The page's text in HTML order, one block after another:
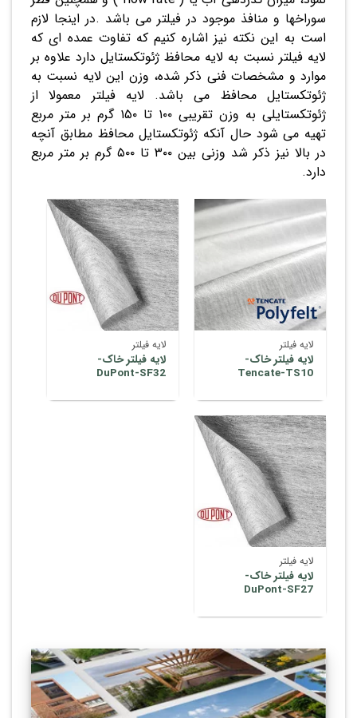
سوراخها و منافذ موجود در فیلتر می باشد .در اینجا لازم
است به این نکته نیز اشاره کنیم که تفاوت عمده ای که
لایه فیلتر نسبت به لایه محافظ ژئوتکستایل دارد علاوه بر
موارد و مشخصات فنی ذکر شده، وزن این لایه نسبت به
ژئوتکستایل محافظ می باشد. لایه فیلتر معمولا از
ژئوتکستایلی به وزن تقریبی ۱۰۰ تا ۱۵۰ گرم بر متر مربع
تهیه می شود حال آنکه ژئوتکستایل محافظ مطابق آنچه
در بالا نیز ذکر شد وزنی بین ۳۰۰ تا ۵۰۰ گرم بر متر مربع
دارد.
لایه فیلتر
لایه فیلتر خاک-
Tencate-TS10
لایه فیلتر
لایه فیلتر خاک-
DuPont-SF32
لایه فیلتر
لایه فیلتر خاک-
DuPont-SF27